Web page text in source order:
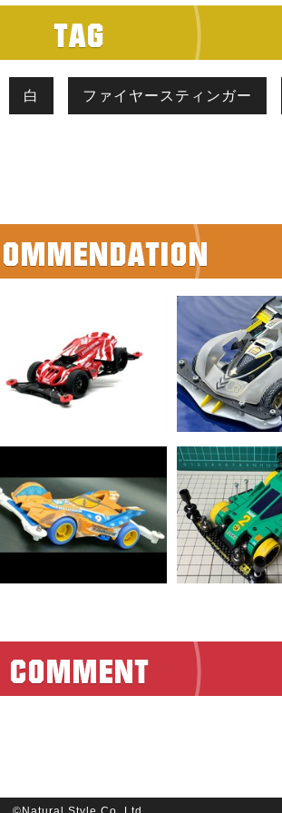
白 ファイヤースティンガー